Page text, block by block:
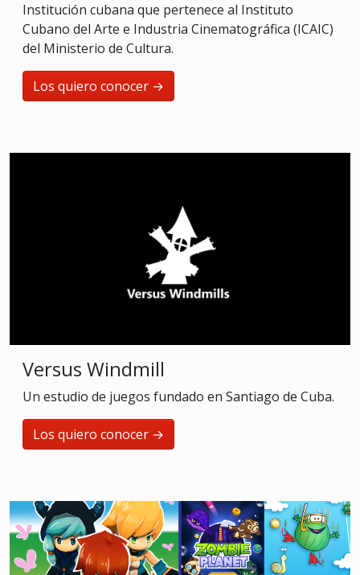
Institución cubana que pertenece al Instituto
Cubano del Arte e Industria Cinematográfica (ICAIC)
del Ministerio de Cultura.
Los quiero conocer →
Versus Windmill
Un estudio de juegos fundado en Santiago de Cuba.
Los quiero conocer →